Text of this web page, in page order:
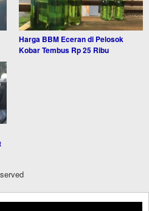
Harga BBM Eceran di Pelosok
Kobar Tembus Rp 25 Ribu